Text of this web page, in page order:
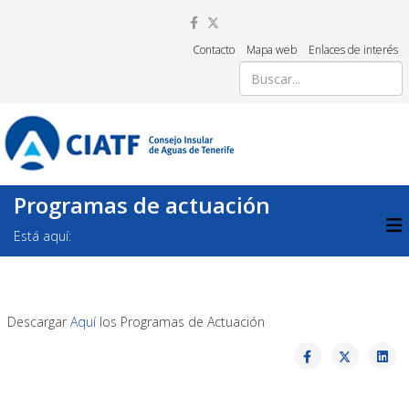
Contacto Mapa web Enlaces de interés
Programas de actuación
Está aquí:
Descargar Aquí los Programas de Actuación